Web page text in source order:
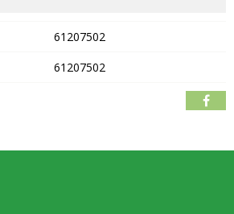
61207502
61207502